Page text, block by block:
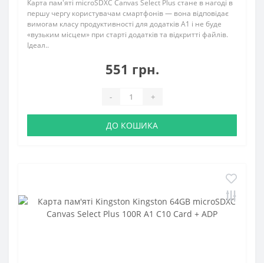
Карта пам'яті microSDXC Canvas Select Plus стане в нагоді в
першу чергу користувачам смартфонів — вона відповідає
вимогам класу продуктивності для додатків A1 і не буде
«вузьким місцем» при старті додатків та відкритті файлів.
Ідеал..
551 грн.
- +
ДО КОШИКА